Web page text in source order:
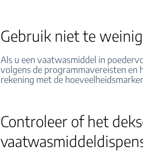
Gebruik niet te
Als u een vaatwasmiddel in
volgens de programmavereisten
rekening met de
Controleer of het